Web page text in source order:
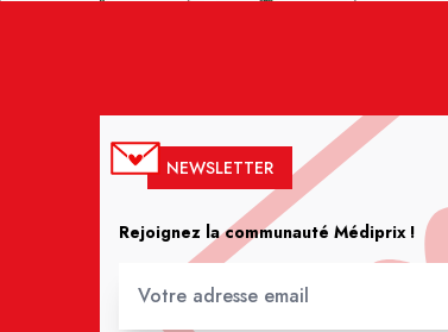
NEWSLETTER
Rejoignez la communauté Médiprix !